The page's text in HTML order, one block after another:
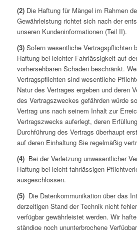
(2)Die Haftung für Mängel im Rahmen
Gewährleistung richtet sich nach der
unseren Kundeninformationen (Teil II).
(3)Sofern wesentliche Vertragspflichten
Haftung bei leichter Fahrlässigkeit auf
vorhersehbaren Schaden beschränkt.
Vertragspflichten sind wesentliche
Natur des Vertrages ergeben und deren
des Vertragszweckes gefährden würde
Vertrag uns nach seinem Inhalt zur
Vertragszwecks auferlegt, deren
Durchführung des Vertrags überhaupt
auf deren Einhaltung Sie regelmäßig
(4)Bei der Verletzung unwesentlicher
Haftung bei leicht fahrlässigen
ausgeschlossen.
(5)Die Datenkommunikation über das
derzeitigen Stand der Technik nicht
verfügbar gewährleistet werden. Wir
ständige noch ununterbrochene